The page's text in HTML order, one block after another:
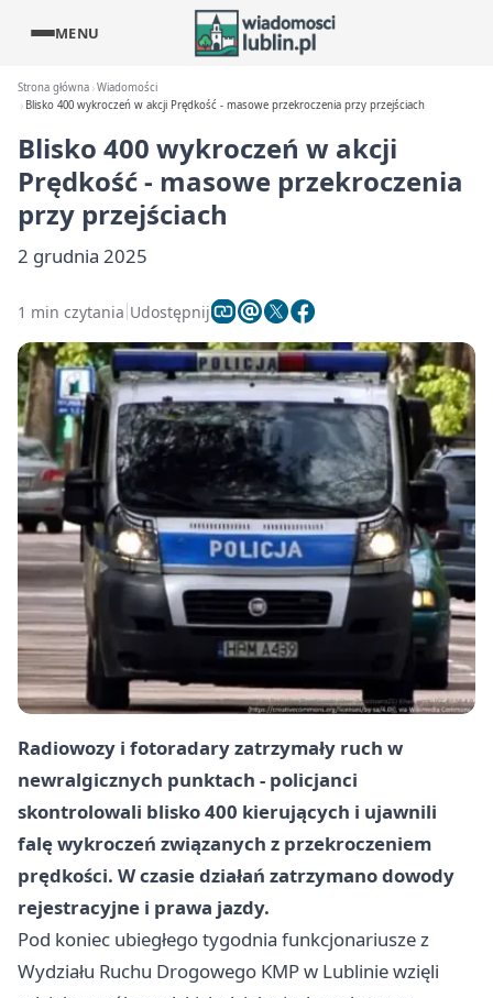
MENU
Strona główna Wiadomości
Blisko 400 wykroczeń w akcji Prędkość - masowe przekroczenia przy przejściach
Blisko 400 wykroczeń w akcji
Prędkość - masowe przekroczenia
przy przejściach
2 grudnia 2025
1 min czytania Udostępnij
Radiowozy i fotoradary zatrzymały ruch w
newralgicznych punktach - policjanci
skontrolowali blisko 400 kierujących i ujawnili
falę wykroczeń związanych z przekroczeniem
prędkości. W czasie działań zatrzymano dowody
rejestracyjne i prawa jazdy.
Pod koniec ubiegłego tygodnia funkcjonariusze z
Wydziału Ruchu Drogowego KMP w Lublinie wzięli